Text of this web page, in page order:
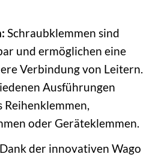
Schraubklemmen sind
und ermöglichen eine
Verbindung von Leitern.
Ausführungen
Reihenklemmen,
oder Geräteklemmen.
Dank der innovativen Wago